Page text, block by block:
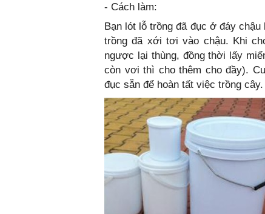
- Cách làm:
Bạn lót lỗ trồng đã đục ở đáy
trồng đã xới tơi vào chậu. Khi
ngược lại thùng, đồng thời lấy
còn vơi thì cho thêm cho đầy).
đục sẵn để hoàn tất việc trồng cây.